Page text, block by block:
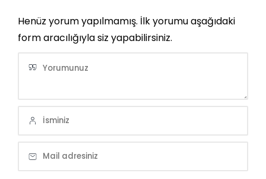
Henüz yorum yapılmamış. İlk yorumu aşağıdaki
form aracılığıyla siz yapabilirsiniz.